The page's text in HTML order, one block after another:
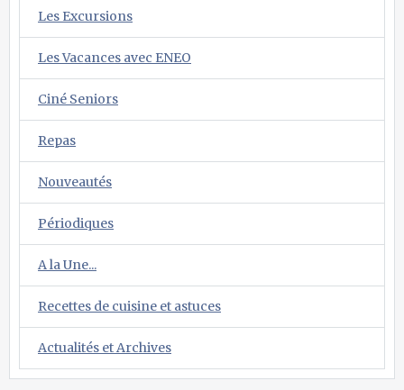
Les Excursions
Les Vacances avec ENEO
Ciné Seniors
Repas
Nouveautés
Périodiques
A la Une...
Recettes de cuisine et astuces
Actualités et Archives